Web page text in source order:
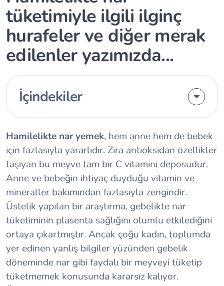
tüketimiyle ilgili ilginç
hurafeler ve diğer merak
edilenler yazımızda...
İçindekiler
Hamilelikte nar yemek, hem anne hem de bebek
için fazlasıyla yararlıdır. Zira antioksidan özellikler
taşıyan bu meyve tam bir C vitamini deposudur.
Anne ve bebeğin ihtiyaç duyduğu vitamin ve
mineraller bakımından fazlasıyla zengindir.
Üstelik yapılan bir araştırma, gebelikte nar
tüketiminin plasenta sağlığını olumlu etkilediğini
ortaya çıkartmıştır. Ancak çoğu kadın, toplumda
yer edinen yanlış bilgiler yüzünden gebelik
döneminde nar gibi faydalı bir meyveyi tüketip
tüketmemek konusunda kararsız kalıyor.